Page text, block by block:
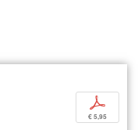
p
€ 5,95